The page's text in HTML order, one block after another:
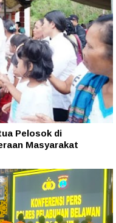
Pelosok di
Masyarakat